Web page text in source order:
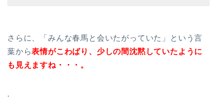
さらに、「みんな春馬と会いたがっていた」という言
葉から表情がこわばり、少しの間沈黙していたように
も見えますね・・・。
.